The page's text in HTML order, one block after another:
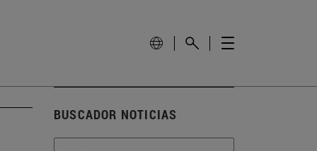
BUSCADOR NOTICIAS